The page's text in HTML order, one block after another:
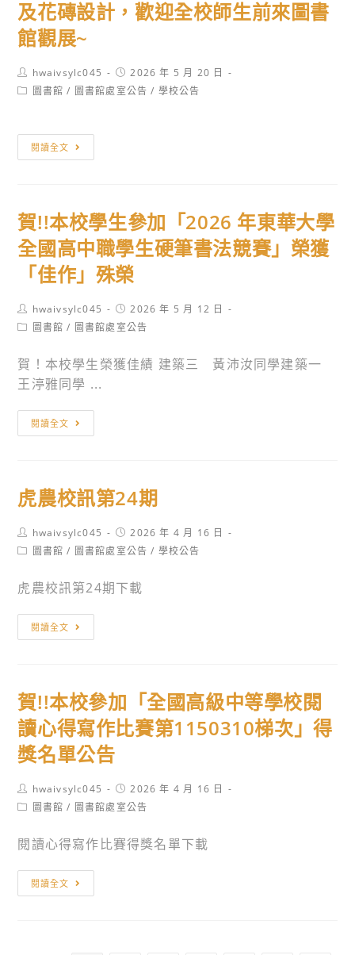
期
館
辦
「創
意
家
競
賽」
得
名
單
公
告
及花磚設計，歡迎全校師生前來圖書
館觀展~
Post
author:
hwaivsylc045
Post
published:
2026 年 5 月 20 日
Post圖書館 / 圖書館處室公告 / 學校公告
閱讀全文
校
美
術
作
品
成
果
日
主
紙
術
及
花
磚
設
計，
全
校
師
生
來
圖
書
觀
展
賀!!本校學生參加「2026 年東華大學
全國高中職學生硬筆書法競賽」榮獲
「佳作」殊榮
Post
author:
hwaivsylc045
Post
published:
2026 年 5 月 12 日
Post圖書館 / 圖書館處室公告
賀！本校學生榮獲佳績 建築三 黃沛汝同學建築一
王渟雅同學 ...
閱讀全文
本
生
加
「2026
年
東
華
大
國
高
中
職
生
硬
筆
書
法
競
虎農校訊第24期
Post
author:
hwaivsylc045
Post
published:
2026 年 4 月 16 日
Post圖書館 / 圖書館處室公告 / 學校公告
虎農校訊第24期下載
閱讀全文
農
第
24
期
賀!!本校參加「全國高級中等學校閱
讀心得寫作比賽第1150310梯次」得
獎名單公告
Post
author:
hwaivsylc045
Post
published:
2026 年 4 月 16 日
Post圖書館 / 圖書館處室公告
閱讀心得寫作比賽得獎名單下載
閱讀全文
本